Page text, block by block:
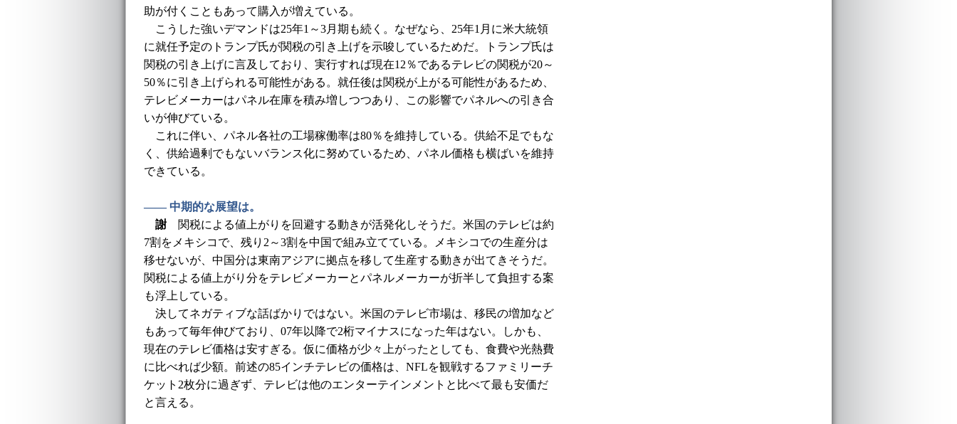
助が付くこともあって購入が増えている。
こうした強いデマンドは25年1～3月期も続く。なぜなら、25年1月に米大統領
に就任予定のトランプ氏が関税の引き上げを示唆しているためだ。トランプ氏は
関税の引き上げに言及しており、実行すれば現在12％であるテレビの関税が20～
50％に引き上げられる可能性がある。就任後は関税が上がる可能性があるため、
テレビメーカーはパネル在庫を積み増しつつあり、この影響でパネルへの引き合
いが伸びている。
これに伴い、パネル各社の工場稼働率は80％を維持している。供給不足でもな
く、供給過剰でもないバランス化に努めているため、パネル価格も横ばいを維持
できている。
―― 中期的な展望は。
謝関税による値上がりを回避する動きが活発化しそうだ。米国のテレビは約
7割をメキシコで、残り2～3割を中国で組み立てている。メキシコでの生産分は
移せないが、中国分は東南アジアに拠点を移して生産する動きが出てきそうだ。
関税による値上がり分をテレビメーカーとパネルメーカーが折半して負担する案
も浮上している。
決してネガティブな話ばかりではない。米国のテレビ市場は、移民の増加など
もあって毎年伸びており、07年以降で2桁マイナスになった年はない。しかも、
現在のテレビ価格は安すぎる。仮に価格が少々上がったとしても、食費や光熱費
に比べれば少額。前述の85インチテレビの価格は、NFLを観戦するファミリーチ
ケット2枚分に過ぎず、テレビは他のエンターテインメントと比べて最も安価だ
と言える。